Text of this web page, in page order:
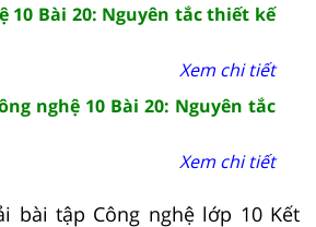
10 Bài 20: Nguyên tắc thiết kế
Xem chi tiết
nghệ 10 Bài 20: Nguyên tắc
Xem chi tiết
bài tập Công nghệ lớp 10 Kết